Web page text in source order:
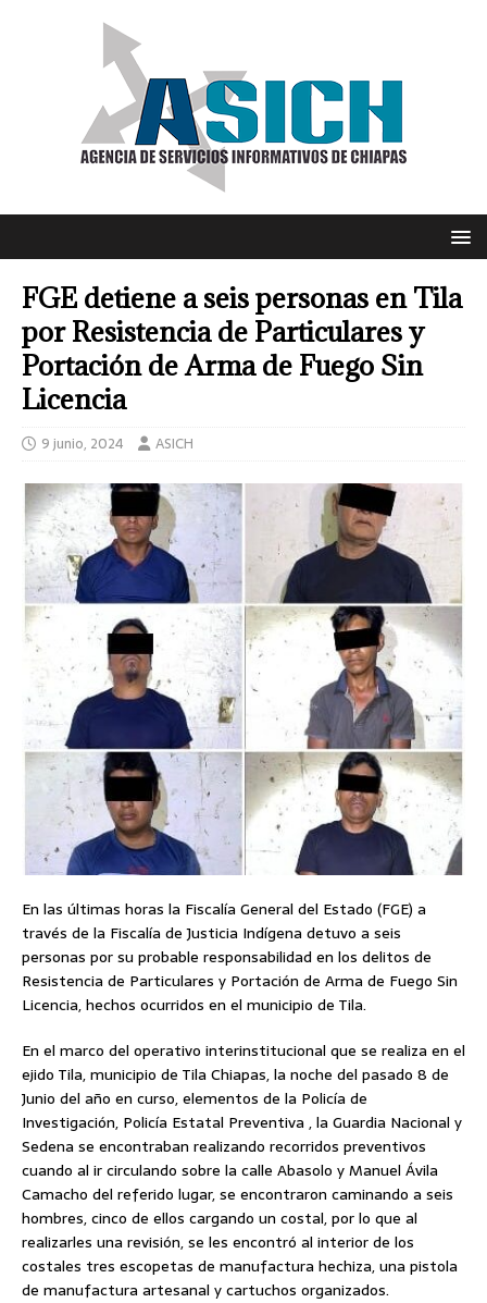
FGE detiene a seis personas en Tila
por Resistencia de Particulares y
Portación de Arma de Fuego Sin
Licencia
9 junio, 2024 ASICH
En las últimas horas la Fiscalía General del Estado (FGE) a
través de la Fiscalía de Justicia Indígena detuvo a seis
personas por su probable responsabilidad en los delitos de
Resistencia de Particulares y Portación de Arma de Fuego Sin
Licencia, hechos ocurridos en el municipio de Tila.
En el marco del operativo interinstitucional que se realiza en el
ejido Tila, municipio de Tila Chiapas, la noche del pasado 8 de
Junio del año en curso, elementos de la Policía de
Investigación, Policía Estatal Preventiva , la Guardia Nacional y
Sedena se encontraban realizando recorridos preventivos
cuando al ir circulando sobre la calle Abasolo y Manuel Ávila
Camacho del referido lugar, se encontraron caminando a seis
hombres, cinco de ellos cargando un costal, por lo que al
realizarles una revisión, se les encontró al interior de los
costales tres escopetas de manufactura hechiza, una pistola
de manufactura artesanal y cartuchos organizados.